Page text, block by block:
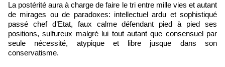
La postérité aura à charge de faire le tri entre mille vies et autant
de mirages ou de paradoxes: intellectuel ardu et sophistiqué
passé chef d’Etat, faux calme défendant pied à pied ses
positions, sulfureux malgré lui tout autant que consensuel par
seule nécessité, atypique et libre jusque dans son
conservatisme.